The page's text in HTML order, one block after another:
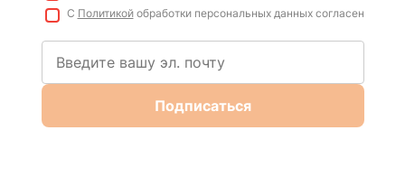
С Политикойобработки персональных данных согласен
Подписаться